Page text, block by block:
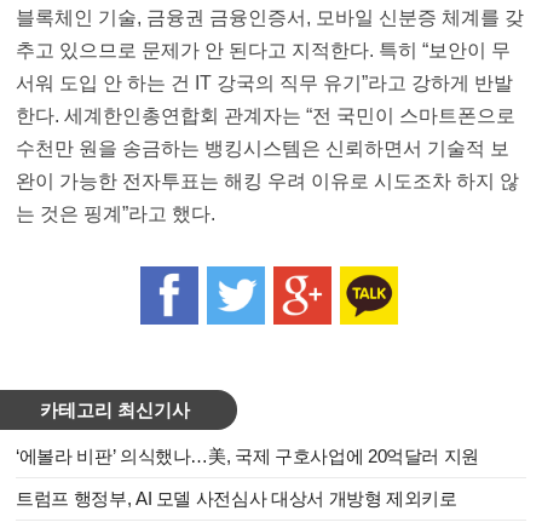
블록체인 기술, 금융권 금융인증서, 모바일 신분증 체계를 갖
추고 있으므로 문제가 안 된다고 지적한다. 특히 “보안이 무
서워 도입 안 하는 건 IT 강국의 직무 유기”라고 강하게 반발
한다. 세계한인총연합회 관계자는 “전 국민이 스마트폰으로
수천만 원을 송금하는 뱅킹시스템은 신뢰하면서 기술적 보
완이 가능한 전자투표는 해킹 우려 이유로 시도조차 하지 않
는 것은 핑계”라고 했다.
카테고리 최신기사
‘에볼라 비판’ 의식했나…美, 국제 구호사업에 20억달러 지원
트럼프 행정부, AI 모델 사전심사 대상서 개방형 제외키로